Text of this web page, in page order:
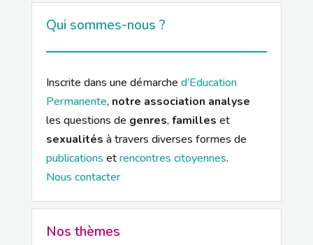
Qui sommes-nous ?
Inscrite dans une démarche d’Education
Permanente, notre association analyse
les questions de genres,familles et
sexualités à travers diverses formes de
publications etrencontres citoyennes.
Nous contacter
Nos thèmes